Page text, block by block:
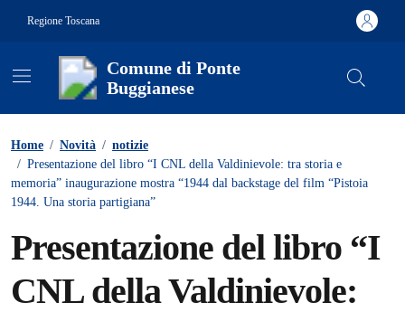
Regione Toscana
Comune di Ponte
Buggianese
Home / Novità / notizie
/ Presentazione del libro “I CNL della Valdinievole: tra storia e
memoria” inaugurazione mostra “1944 dal backstage del film “Pistoia
1944. Una storia partigiana”
Presentazione del libro “I
CNL della Valdinievole: